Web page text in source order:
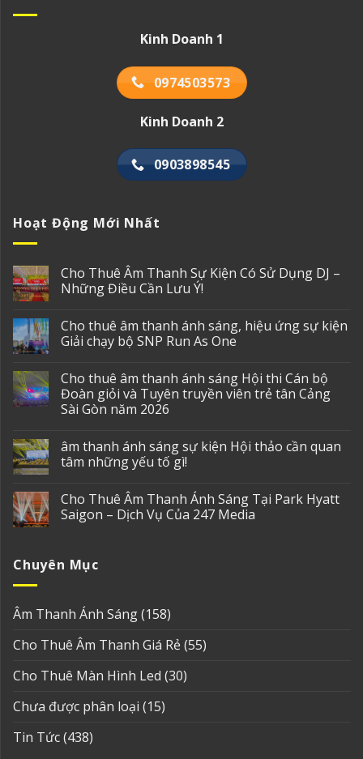
Kinh Doanh 1
0974503573
Kinh Doanh 2
0903898545
Hoạt Động Mới Nhất
Cho Thuê Âm Thanh Sự Kiện Có Sử Dụng DJ –
Những Điều Cần Lưu Ý!
Cho thuê âm thanh ánh sáng, hiệu ứng sự kiện
Giải chạy bộ SNP Run As One
Cho thuê âm thanh ánh sáng Hội thi Cán bộ
Đoàn giỏi và Tuyên truyền viên trẻ tân Cảng
Sài Gòn năm 2026
âm thanh ánh sáng sự kiện Hội thảo cần quan
tâm những yếu tố gì!
Cho Thuê Âm Thanh Ánh Sáng Tại Park Hyatt
Saigon – Dịch Vụ Của 247 Media
Chuyên Mục
Âm Thanh Ánh Sáng(158)
Cho Thuê Âm Thanh Giá Rẻ(55)
Cho Thuê Màn Hình Led (30)
Chưa được phân loại (15)
Tin Tức(438)